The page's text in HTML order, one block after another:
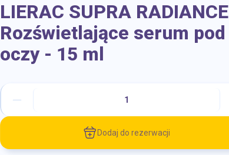
LIERAC SUPRA RADIANCE
Rozświetlające serum pod
oczy - 15 ml
Dodaj do rezerwacji